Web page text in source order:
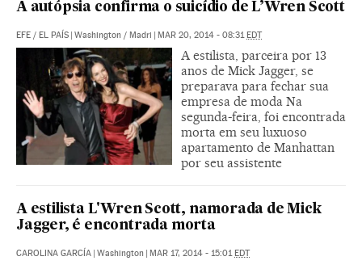
A autópsia confirma o suicídio de L’Wren Scott
EFE / EL PAÍS Washington / Madri MAR 20, 2014 - 08:31 EDT
A estilista, parceira por 13
anos de Mick Jagger, se
preparava para fechar sua
empresa de moda Na
segunda-feira, foi encontrada
morta em seu luxuoso
apartamento de Manhattan
por seu assistente
A estilista L'Wren Scott, namorada de Mick
Jagger, é encontrada morta
CAROLINA GARCÍA Washington MAR 17, 2014 - 15:01 EDT